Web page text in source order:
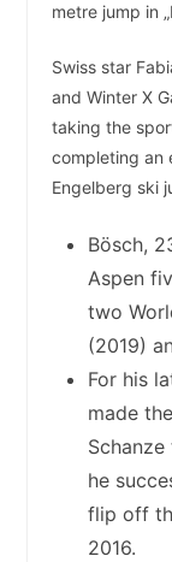
metre jump in
Swiss star
and Winter X
taking the
completing an
Engelberg ski
Bösch,
Aspen
two
(2019)
For his
made
he
flip off
2016.